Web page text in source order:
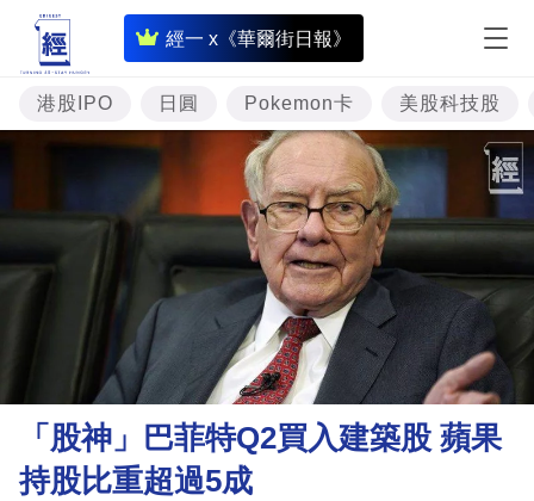
經一 x《華爾街日報》
即
時
財
經
專
題
樓
市
理
財
商
港股IPO 日圓 Pokemon卡 美股科技股
「股神」巴菲特Q2買入建築股 蘋果
持股比重超過5成